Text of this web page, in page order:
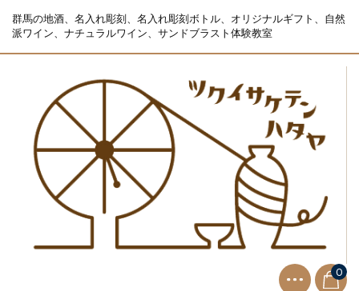
群馬の地酒、名入れ彫刻、名入れ彫刻ボトル、オリジナルギフト、自然
派ワイン、ナチュラルワイン、サンドブラスト体験教室
0